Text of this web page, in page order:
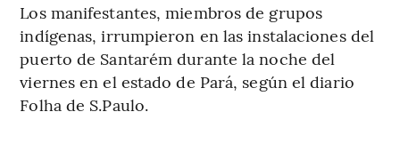
Los manifestantes, miembros de grupos
indígenas, irrumpieron en las instalaciones del
puerto de Santarém durante la noche del
viernes en el estado de Pará, según el diario
Folha de S.Paulo.